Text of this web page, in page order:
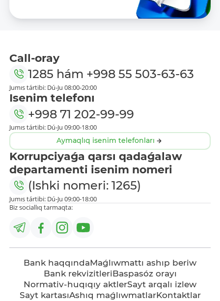
Call-oray
1285 hám +998 55 503-63-63
Jumıs tártibi: Dú-Ju 08:00-20:00
Isenim telefonı
+998 71 202-99-99
Jumıs tártibi: Dú-Ju 09:00-18:00
Aymaqlıq isenim telefonları
Korrupciyaǵa qarsı qadaǵalaw
departamenti isenim nomeri
(Ishki nomeri: 1265)
Jumıs tártibi: Dú-Ju 09:00-18:00
Biz sociallıq tarmaqta:
Bank haqqındaMaǵlıwmattı ashıp beriw
Bank rekvizitleriBaspasóz orayı
Normativ-huqıqıy aktlerSayt arqalı izlew
Sayt kartasıAshıq maǵlıwmatlarKontaktlar